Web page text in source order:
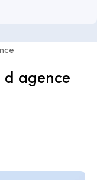
d agence